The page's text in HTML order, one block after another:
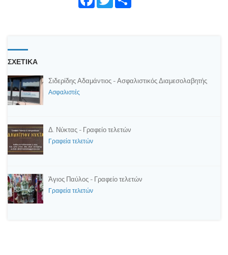
ΣΧΕΤΙΚΑ
Σιδερίδης Αδαμάντιος - Ασφαλιστικός Διαμεσολαβητής
Ασφαλιστές
Δ. Νύκτας - Γραφείο τελετών
Γραφεία τελετών
Άγιος Παύλος - Γραφείο τελετών
Γραφεία τελετών